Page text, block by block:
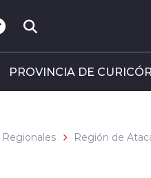
PROVINCIA DE CURICÓ
Regionales Región de